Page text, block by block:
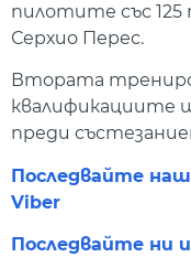
пилотите със
Серхио Перес.
Втората
квалификациите
преди
Последвайте
Viber
Последвайте ни